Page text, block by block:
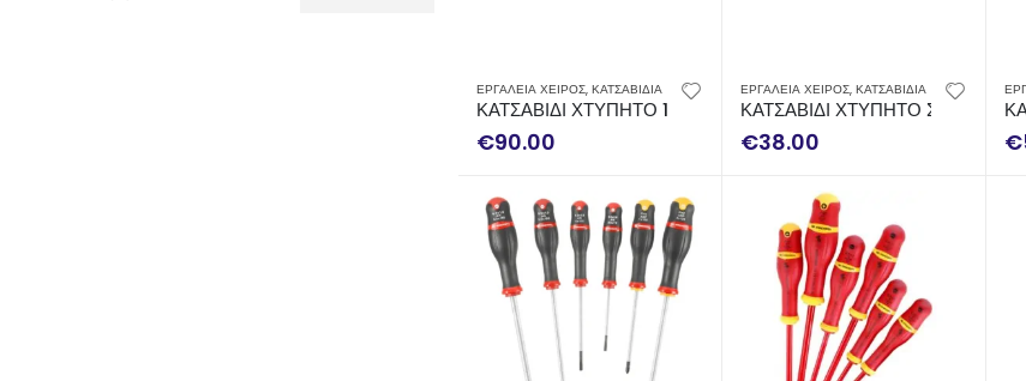
ΕΡΓΑΛΕΙΑ ΧΕΙΡΟΣ, ΚΑΤΣΑΒΙΔΙΑ
ΚΑΤΣΑΒΙΔΙ ΧΤΥΠΗΤΟ 1/2” FACOM NS.260A
€90.00
ΕΡΓΑΛΕΙΑ ΧΕΙΡΟΣ, ΚΑΤΣΑΒΙΔΙΑ
ΚΑΤΣΑΒΙΔΙ ΧΤΥΠΗΤΟ ΣΕΤ (15
€38.00 €
Ελάχιστη
Μέγιστη